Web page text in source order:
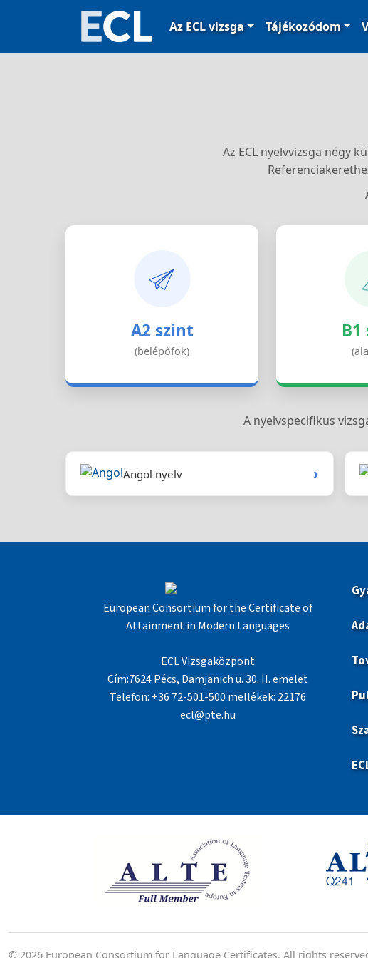
Az ECL vizsga Tájékozódom
Az ECL nyelvvizsga négy
A2 szint
(belépőfok)
A nyelvspecifikus
Angol nyelv ›
European Consortium for the Certificate of
Attainment in Modern Languages
ECL Vizsgaközpont
Cím:7624 Pécs, Damjanich u. 30. II. emelet
Telefon: +36 72-501-500 mellékek: 22176
ecl@pte.hu
© 2026 European Consortium for Language Certificates. All rights